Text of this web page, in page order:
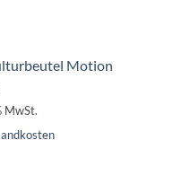
Motion
MwSt.